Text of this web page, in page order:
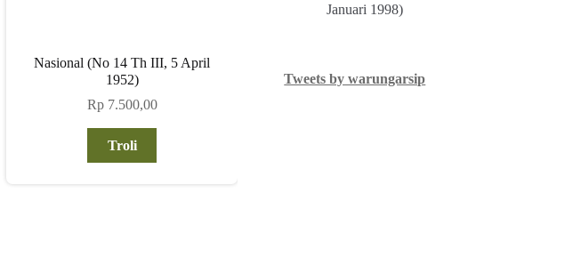
Nasional (No 14 Th III, 5 April
1952)
Rp7.500,00
Troli
Januari 1998)
Tweets by warungarsip